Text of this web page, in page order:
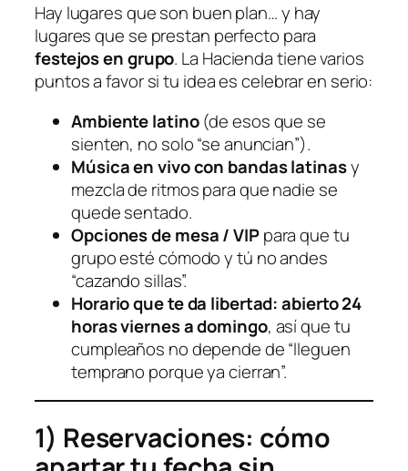
Hay lugares que son buen plan… y hay
lugares que se prestan perfecto para
festejos en grupo. La Hacienda tiene varios
puntos a favor si tu idea es celebrar en serio:
Ambiente latino(de esos que se
sienten, no solo “se anuncian”).
Música en vivo con bandas latinasy
mezcla de ritmos para que nadie se
quede sentado.
Opciones de mesa / VIPpara que tu
grupo esté cómodo y tú no andes
“cazando sillas”.
Horario que te da libertad: abierto 24
horas viernes a domingo, así que tu
cumpleaños no depende de “lleguen
temprano porque ya cierran”.
1) Reservaciones: cómo